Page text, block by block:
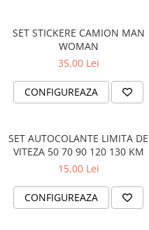
PEUGEOT
SKODA
VOLKSWAGEN
STICKERE STALPI
STALPI MARCI AUTO
STICKERE PARBRIZ
TRICOURI AMUZANTE
TRICOURI ANIVERSARE
TRICOURI CU MESAJE
TRICOURI CU PROFESII
CASATORITI
TRICOURI DAMA
TRICOURI IUBITORI DE PISICI
SET STICKERE CAMION MAN
WOMAN
35,00 Lei
CONFIGUREAZA
SET AUTOCOLANTE LIMITA DE
VITEZA 50 70 90 120 130 KM
15,00 Lei
CONFIGUREAZA